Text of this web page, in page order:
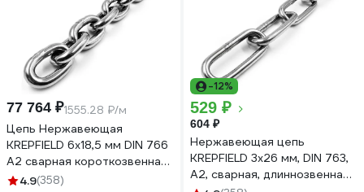
77 764 ₽1555.28 ₽/м
Цепь Нержавеющая
KREPFIELD 6х18,5 мм DIN 766
А2 сварная короткозвенная
50 метров
4.9(358)
-12%
529 ₽
604 ₽
Нержавеющая цепь
KREPFIELD 3x26 мм, DIN 763,
А2, сварная, длиннозвенная,